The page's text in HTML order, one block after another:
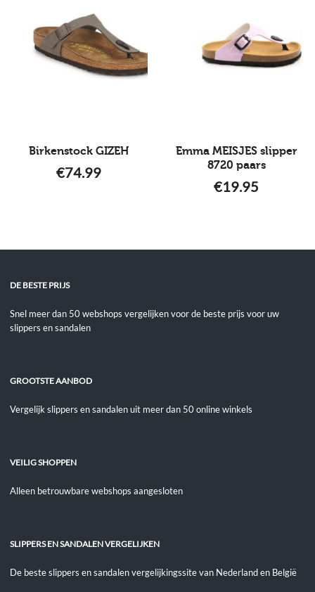
Birkenstock GIZEH
€74.99
Emma MEISJES slipper
8720 paars
€19.95
DE BESTE PRIJS
Snel meer dan 50 webshops vergelijken voor de beste prijs voor uw
slippers en sandalen
GROOTSTE AANBOD
Vergelijk slippers en sandalen uit meer dan 50 online winkels
VEILIG SHOPPEN
Alleen betrouwbare webshops aangesloten
SLIPPERS EN SANDALEN VERGELIJKEN
De beste slippers en sandalen vergelijkingssite van Nederland en België